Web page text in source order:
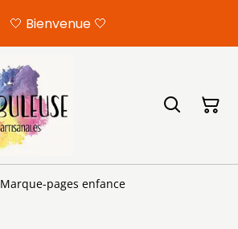
🤍 Bienvenue 🤍
Marque-pages enfance